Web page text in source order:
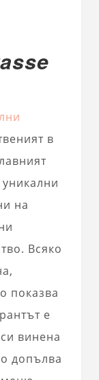
в
на
Всяко
показва
е
винена
допълва